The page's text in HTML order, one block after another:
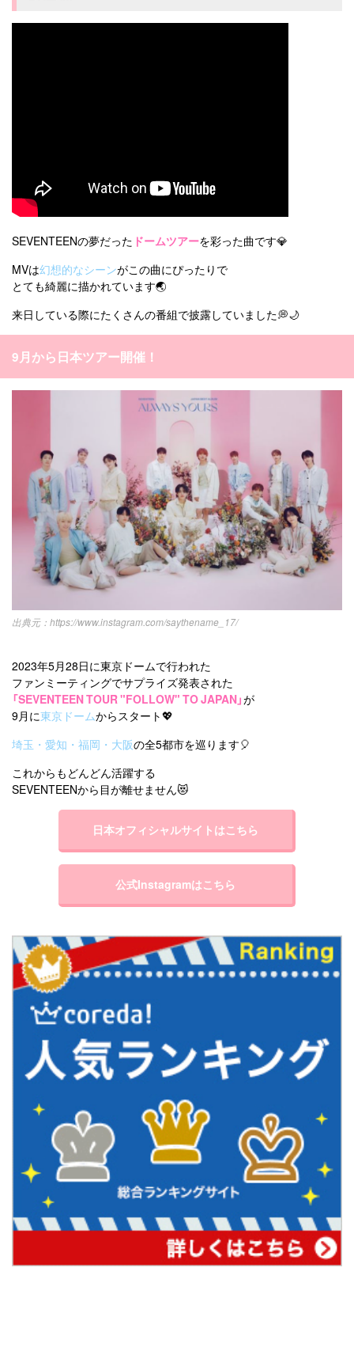
SEVENTEENの夢だった ドームツアーを彩った曲です💎
MVは幻想的なシーンがこの曲にぴったりで
とても綺麗に描かれています🌏
来日している際にたくさんの番組で披露していました💭🌙
9月から日本ツアー開催！
https://www.instagram.com/saythename_17/
2023年5月28日に東京ドームで行われた
ファンミーティングでサプライズ発表された
「SEVENTEEN TOUR "FOLLOW" TO JAPAN」が
9月に東京ドームからスタート💖
埼玉・愛知・福岡・大阪の全5都市を巡ります🎈
これからもどんどん活躍する
SEVENTEENから目が離せません😻
日本オフィシャルサイトはこちら
公式Instagramはこちら